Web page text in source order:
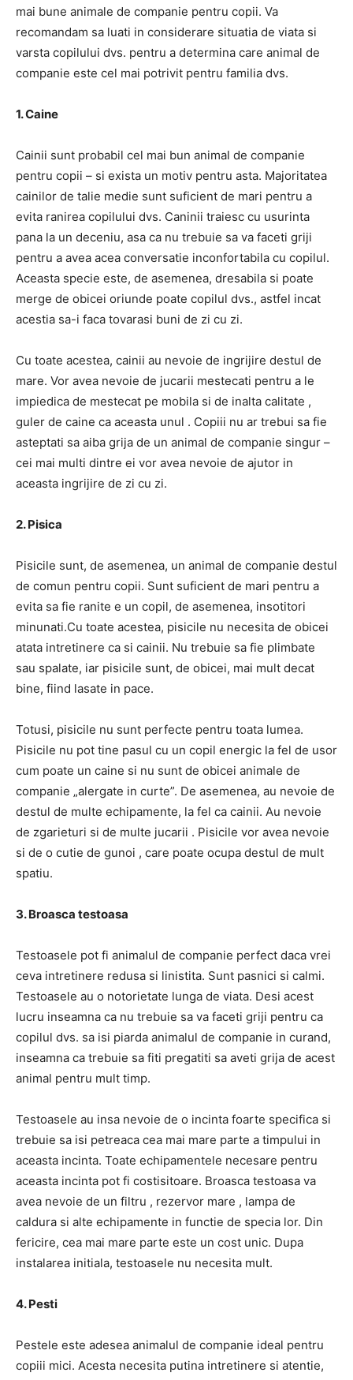
mai bune animale de companie pentru copii. Va
recomandam sa luati in considerare situatia de viata si
varsta copilului dvs. pentru a determina care animal de
companie este cel mai potrivit pentru familia dvs.
1. Caine
Cainii sunt probabil cel mai bun animal de companie
pentru copii – si exista un motiv pentru asta. Majoritatea
cainilor de talie medie sunt suficient de mari pentru a
evita ranirea copilului dvs. Caninii traiesc cu usurinta
pana la un deceniu, asa ca nu trebuie sa va faceti griji
pentru a avea acea conversatie inconfortabila cu copilul.
Aceasta specie este, de asemenea, dresabila si poate
merge de obicei oriunde poate copilul dvs., astfel incat
acestia sa-i faca tovarasi buni de zi cu zi.
Cu toate acestea, cainii au nevoie de ingrijire destul de
mare. Vor avea nevoie de jucarii mestecati pentru a le
impiedica de mestecat pe mobila si de inalta calitate ,
guler de caine ca aceasta unul . Copiii nu ar trebui sa fie
asteptati sa aiba grija de un animal de companie singur –
cei mai multi dintre ei vor avea nevoie de ajutor in
aceasta ingrijire de zi cu zi.
2. Pisica
Pisicile sunt, de asemenea, un animal de companie destul
de comun pentru copii. Sunt suficient de mari pentru a
evita sa fie ranite e un copil, de asemenea, insotitori
minunati.Cu toate acestea, pisicile nu necesita de obicei
atata intretinere ca si cainii. Nu trebuie sa fie plimbate
sau spalate, iar pisicile sunt, de obicei, mai mult decat
bine, fiind lasate in pace.
Totusi, pisicile nu sunt perfecte pentru toata lumea.
Pisicile nu pot tine pasul cu un copil energic la fel de usor
cum poate un caine si nu sunt de obicei animale de
companie „alergate in curte”. De asemenea, au nevoie de
destul de multe echipamente, la fel ca cainii. Au nevoie
de zgarieturi si de multe jucarii . Pisicile vor avea nevoie
si de o cutie de gunoi , care poate ocupa destul de mult
spatiu.
3. Broasca testoasa
Testoasele pot fi animalul de companie perfect daca vrei
ceva intretinere redusa si linistita. Sunt pasnici si calmi.
Testoasele au o notorietate lunga de viata. Desi acest
lucru inseamna ca nu trebuie sa va faceti griji pentru ca
copilul dvs. sa isi piarda animalul de companie in curand,
inseamna ca trebuie sa fiti pregatiti sa aveti grija de acest
animal pentru mult timp.
Testoasele au insa nevoie de o incinta foarte specifica si
trebuie sa isi petreaca cea mai mare parte a timpului in
aceasta incinta. Toate echipamentele necesare pentru
aceasta incinta pot fi costisitoare. Broasca testoasa va
avea nevoie de un filtru , rezervor mare , lampa de
caldura si alte echipamente in functie de specia lor. Din
fericire, cea mai mare parte este un cost unic. Dupa
instalarea initiala, testoasele nu necesita mult.
4. Pesti
Pestele este adesea animalul de companie ideal pentru
copiii mici. Acesta necesita putina intretinere si atentie,